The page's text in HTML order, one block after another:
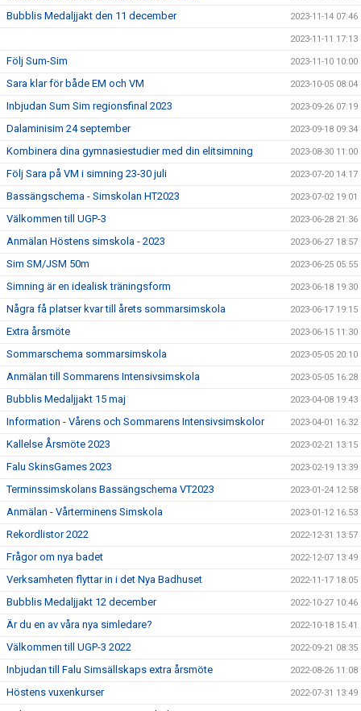
Bubblis Medaljjakt den 11 december 2023-11-14 07:46
2023-11-11 17:13
Följ Sum-Sim 2023-11-10 10:00
Sara klar för både EM och VM 2023-10-05 08:04
Inbjudan Sum Sim regionsfinal 2023 2023-09-26 07:19
Dalaminisim 24 september 2023-09-18 09:34
Kombinera dina gymnasiestudier med din elitsimning 2023-08-30 11:00
Följ Sara på VM i simning 23-30 juli 2023-07-20 14:17
Bassängschema - Simskolan HT2023 2023-07-02 19:01
Välkommen till UGP-3 2023-06-28 21:36
Anmälan Höstens simskola - 2023 2023-06-27 18:57
Sim SM/JSM 50m 2023-06-25 05:55
Simning är en idealisk träningsform 2023-06-18 19:30
Några få platser kvar till årets sommarsimskola 2023-06-17 19:15
Extra årsmöte 2023-06-15 11:30
Sommarschema sommarsimskola 2023-05-05 20:10
Anmälan till Sommarens Intensivsimskola 2023-05-05 16:28
Bubblis Medaljjakt 15 maj 2023-04-08 19:43
Information - Vårens och Sommarens Intensivsimskolor 2023-04-01 16:32
Kallelse Årsmöte 2023 2023-02-21 13:15
Falu SkinsGames 2023 2023-02-19 13:39
Terminssimskolans Bassängschema VT2023 2023-01-24 12:58
Anmälan - Vårterminens Simskola 2023-01-12 16:53
Rekordlistor 2022 2022-12-31 13:57
Frågor om nya badet 2022-12-07 13:49
Verksamheten flyttar in i det Nya Badhuset 2022-11-17 18:05
Bubblis Medaljjakt 12 december 2022-10-27 10:46
Är du en av våra nya simledare? 2022-10-18 15:41
Välkommen till UGP-3 2022 2022-09-21 08:35
Inbjudan till Falu Simsällskaps extra årsmöte 2022-08-26 11:08
Höstens vuxenkurser 2022-07-31 13:49